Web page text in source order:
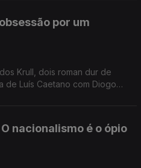
por um
Krull, dois roman dur de
de Luís Caetano com Diogo
nacionalismo é o ópio